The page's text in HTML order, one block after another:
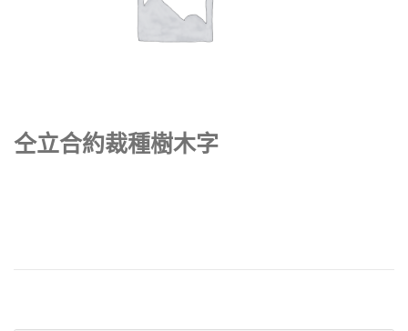
仝立合約裁種樹木字